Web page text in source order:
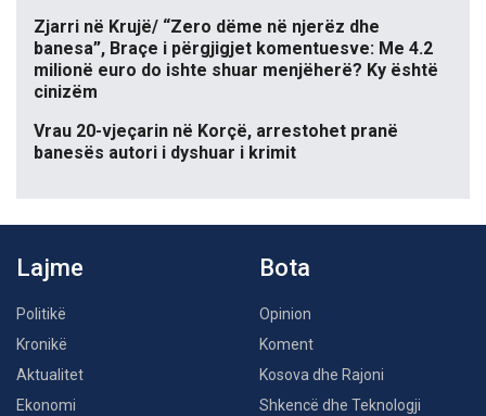
Zjarri në Krujë/ “Zero dëme në njerëz dhe
banesa”, Braçe i përgjigjet komentuesve: Me 4.2
milionë euro do ishte shuar menjëherë? Ky është
cinizëm
Vrau 20-vjeçarin në Korçë, arrestohet pranë
banesës autori i dyshuar i krimit
Lajme
Politikë
Kronikë
Aktualitet
Ekonomi
Bota
Opinion
Koment
Kosova dhe Rajoni
Shkencë dhe Teknologji